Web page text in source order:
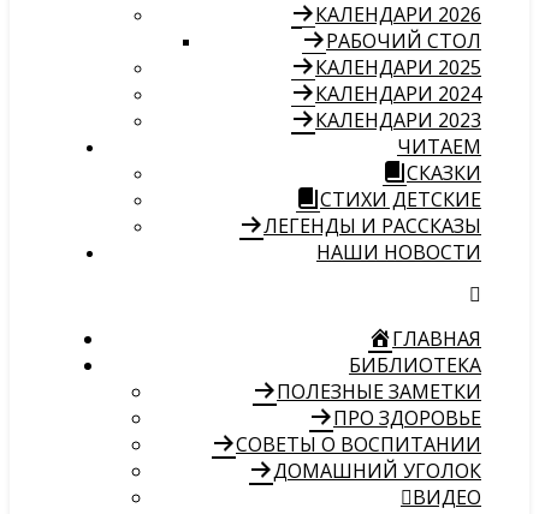
КАЛЕНДАРИ 2026
РАБОЧИЙ СТОЛ
КАЛЕНДАРИ 2025
КАЛЕНДАРИ 2024
КАЛЕНДАРИ 2023
ЧИТАЕМ
СКАЗКИ
СТИХИ ДЕТСКИЕ
ЛЕГЕНДЫ И РАССКАЗЫ
НАШИ НОВОСТИ
ГЛАВНАЯ
БИБЛИОТЕКА
ПОЛЕЗНЫЕ ЗАМЕТКИ
ПРО ЗДОРОВЬЕ
СОВЕТЫ О ВОСПИТАНИИ
ДОМАШНИЙ УГОЛОК
ВИДЕО